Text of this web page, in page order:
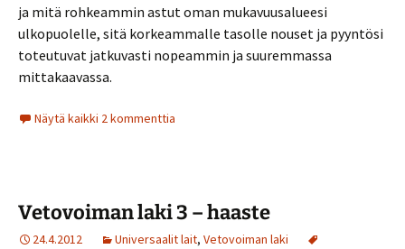
ja mitä rohkeammin astut oman mukavuusalueesi
ulkopuolelle, sitä korkeammalle tasolle nouset ja pyyntösi
toteutuvat jatkuvasti nopeammin ja suuremmassa
mittakaavassa.
Näytä kaikki 2 kommenttia
Vetovoiman laki 3 – haaste
24.4.2012 Universaalit lait, Vetovoiman laki